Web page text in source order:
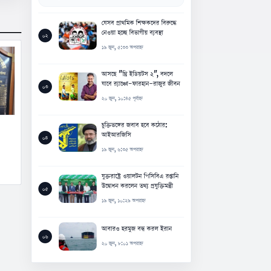
০২
যেসব প্রাথমিক শিক্ষকদের বিরুদ্ধে
নেওয়া হচ্ছে বিভাগীয় ব্যবস্থা
১৯ জুন, ৫:৩৩ অপরাহ্ন
০৩
আসছে "থ্রি ইডিয়টস ২", বদলে
যাবে র‍্যাঞ্চো-ফারহান-রাজুর জীবন
২০ জুন, ১০:৪৫ পূর্বাহ্ন
০৪
চুক্তিভঙ্গের জবাব হবে কঠোর:
আইআরজিসি
১৯ জুন, ৬:৩৫ অপরাহ্ন
০৫
যুক্তরাষ্ট্রে ওয়ালটন পিসিবিএ রপ্তানি
উদ্বোধন করলেন তথ্য প্রযুক্তিমন্ত্রী
১৯ জুন, ১০:২৯ অপরাহ্ন
০৬
আবারও হরমুজ বন্ধ করল ইরান
২০ জুন, ৮:০১ অপরাহ্ন